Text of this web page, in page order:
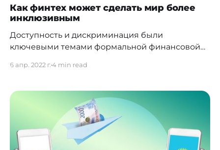
Как финтех может сделать мир более
инклюзивным
Доступность и дискриминация были
ключевыми темами формальной финансовой
прогресс в области технологий позволил
положительное влияние на мир за счет
расширения доступа к финансовым услугам.
Всемирный банк определяет финансовую
доступность как наличие "доступа к полезным и
доступным финансовым услугам"
6 апр. 2022 г.4 min read